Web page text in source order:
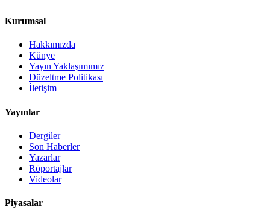
Kurumsal
Hakkımızda
Künye
Yayın Yaklaşımımız
Düzeltme Politikası
İletişim
Yayınlar
Dergiler
Son Haberler
Yazarlar
Röportajlar
Videolar
Piyasalar